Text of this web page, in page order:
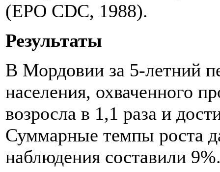
(EPO CDC, 1988).
Результаты
В Мордовии за 5-летний
населения, охваченного
возросла в 1,1 раза и
Суммарные темпы роста
наблюдения составили